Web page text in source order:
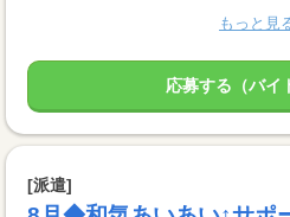
もっと見
応募する（バイ
[派遣]